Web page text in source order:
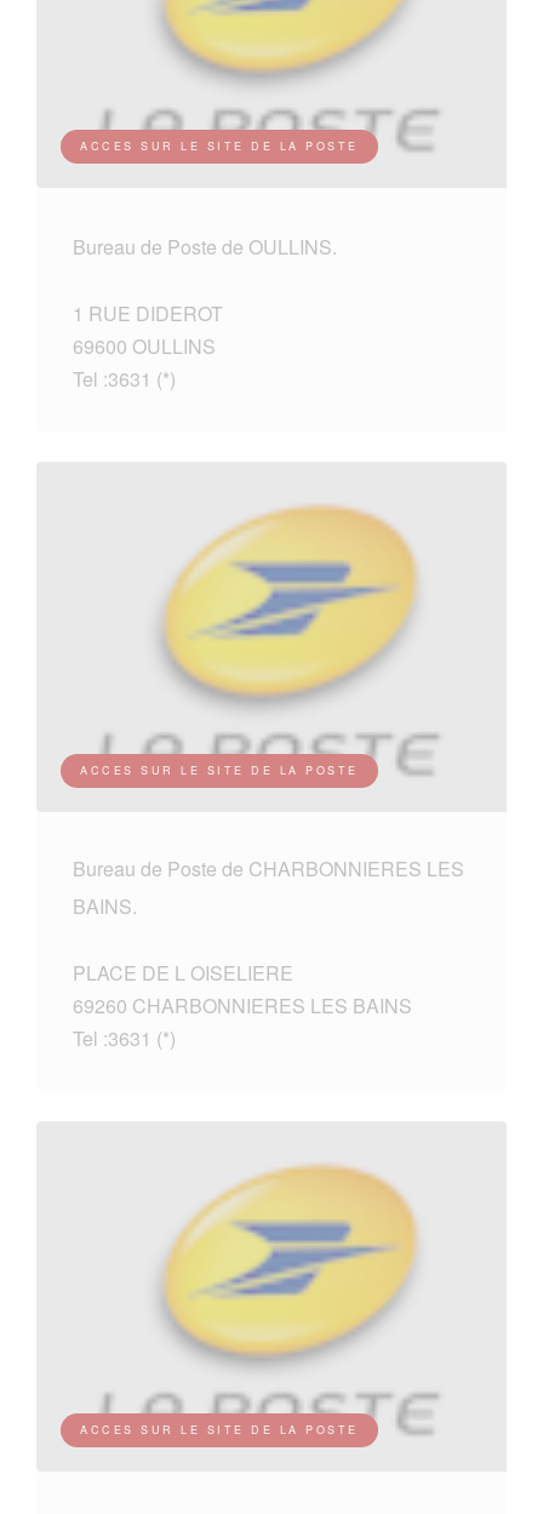
ACCES SUR LE SITE DE LA POSTE
Bureau de Poste de OULLINS.
1 RUE DIDEROT
69600 OULLINS
Tel :3631 (*)
ACCES SUR LE SITE DE LA POSTE
Bureau de Poste de CHARBONNIERES LES
BAINS.
PLACE DE L OISELIERE
69260 CHARBONNIERES LES BAINS
Tel :3631 (*)
ACCES SUR LE SITE DE LA POSTE